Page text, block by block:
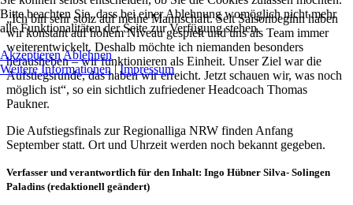
„Ich bin sehr stolz auf meine Mannschaft. Seit Saisonbeginn haben
wir konstant auf hohem Niveau gespielt und uns als Team immer
weiterentwickelt. Deshalb möchte ich niemanden besonders
herausheben – wir funktionieren als Einheit. Unser Ziel war die
Aufstiegsrunde, das haben wir erreicht. Jetzt schauen wir, was noch
möglich ist“, so ein sichtlich zufriedener Headcoach Thomas
Paukner.
Die Aufstiegsfinals zur Regionalliga NRW finden Anfang
September statt. Ort und Uhrzeit werden noch bekannt gegeben.
Verfasser und verantwortlich für den Inhalt: Ingo Hübner Silva- Solingen
Paladins (redaktionell geändert)
Bitte beachten Sie, dass bei einer Ablehnung womöglich nicht mehr
alle Funktionalitäten der Seite zur Verfügung stehen.
Akzeptieren Ablehnen
Weitere Informationen|Impressum